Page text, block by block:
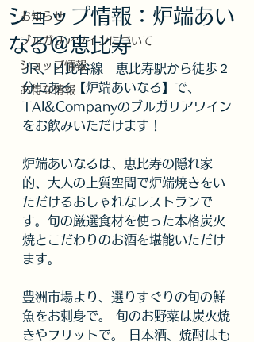
お知らせ
ブルガリアワインについて
ショップ情報
お得な情報
ショップ情報：炉端あい
なる＠恵比寿
JR、日比谷線　恵比寿駅から徒歩２
分にある【炉端あいなる】で、
TAI&Companyのブルガリアワイン
をお飲みいただけます！
炉端あいなるは、恵比寿の隠れ家
的、大人の上質空間で炉端焼きをい
ただけるおしゃれなレストランで
す。旬の厳選食材を使った本格炭火
焼とこだわりのお酒を堪能いただけ
ます。
豊洲市場より、選りすぐりの旬の鮮
魚をお刺身で。 旬のお野菜は炭火焼
きやフリットで。 日本酒、焼酎はも